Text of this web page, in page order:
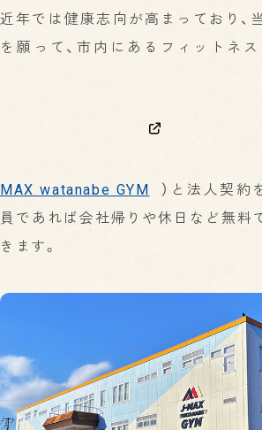
近年では健康志向が高まっており、
を願って、市内にあるフィットネス
MAX watanabe GYM
）と法人契約
員であれば会社帰りや休日など無料
きます。